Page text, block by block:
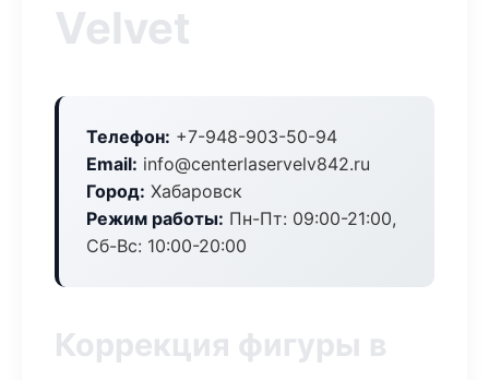
Velvet
Телефон: +7-948-903-50-94
Email: info@centerlaservelv842.ru
Город: Хабаровск
Режим работы: Пн-Пт: 09:00-21:00,
Сб-Вс: 10:00-20:00
Коррекция фигуры в